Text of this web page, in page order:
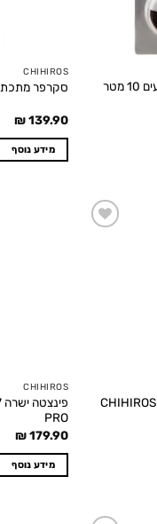
חוט קשירה מגולוון לגזעים 10 מטר
CHIHIROS
סקרפר מתכת CHIHIROS
₪139.90
מידע נוסף
פינצטה ישרה 20 ס"מ CHIHIROS
CHIHIROS
PRO
₪179.90
מידע נוסף